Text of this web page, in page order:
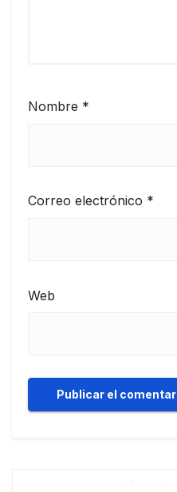
Nombre *
Correo electrónico *
Web